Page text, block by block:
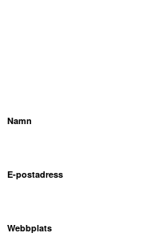
Namn
E-postadress
Webbplats